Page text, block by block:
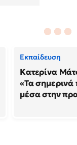
Εκπαίδευση
Κατερίνα
«Τα σημερινά
μέσα στην